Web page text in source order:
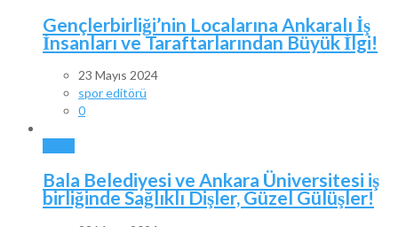
Gençlerbirliği’nin Localarına Ankaralı İş
İnsanları ve Taraftarlarından Büyük İlgi!
23 Mayıs 2024
spor editörü
0
Bala Belediyesi ve Ankara Üniversitesi iş
birliğinde Sağlıklı Dişler, Güzel Gülüşler!